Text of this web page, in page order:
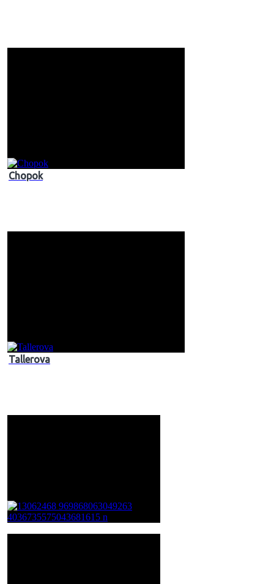
Chopok
Tallerova